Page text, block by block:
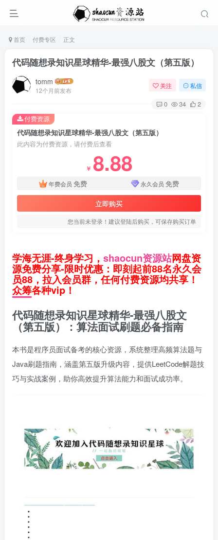
首页 付费专区 正文
代码随想录知识星球精华-最强八股文（第五版）
tomm
12个月前发布
关注 私信
0 34 2
代码随想录知识星球精华-最强八股文（第五版）
此内容为付费资源，请付费后查看
￥ 8.88
年费会员 免费 永久会员 免费
立即购买
您当前未登录！建议登陆后购买，可保存购买订单
付费资源
学海无涯-终身学习， shaocun资源站网盘资
源免费分享-限时优惠：即刻起前88名永久会
员88，拉入会员群，任何付费资源均共享！
众筹各种vip！
代码随想录知识星球精华-最强八股文
（第五版）：算法面试刷题必备指南
本书是程序员面试备考的核心资源，系统整理高频算法题与
Java刷题指南，涵盖第五版升级内容，提供LeetCode解题技
巧与实战案例，助你高效提升算法能力和面试成功率。